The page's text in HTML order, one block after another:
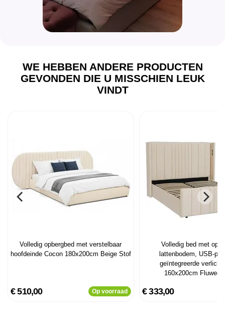
WE HEBBEN ANDERE PRODUCTEN
GEVONDEN DIE U MISSCHIEN LEUK
VINDT
Volledig opbergbed met verstelbaar
hoofdeinde Cocon 180x200cm Beige Stof
€ 510,00 Op voorraad
Volledig bed met
lattenbodem, USB-
geïntegreerde
160x200cm Fluweel
€ 333,00